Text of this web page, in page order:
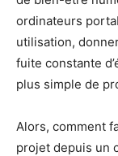
ordinateurs
utilisation,
fuite constante
plus simple de
Alors, comment
projet depuis un